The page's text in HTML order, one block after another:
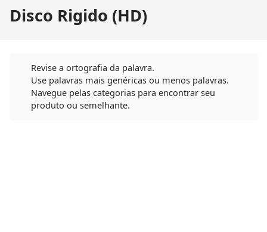
Disco Rigido (HD)
Revise a ortografia da palavra.
Use palavras mais genéricas ou menos palavras.
Navegue pelas categorias para encontrar seu
produto ou semelhante.